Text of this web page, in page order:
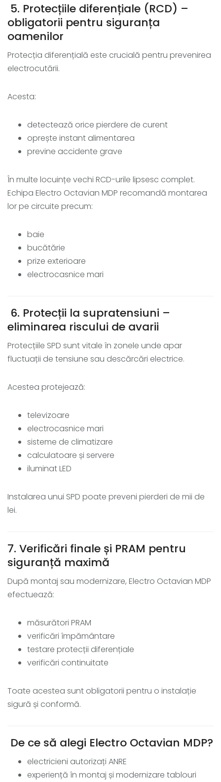
5. Protecțiile diferențiale (RCD) –
obligatorii pentru siguranța
oamenilor
Protecția diferențială este crucială pentru prevenirea
electrocutării.
Acesta:
detectează orice pierdere de curent
oprește instant alimentarea
previne accidente grave
În multe locuințe vechi RCD-urile lipsesc complet.
Echipa Electro Octavian MDP recomandă montarea
lor pe circuite precum:
baie
bucătărie
prize exterioare
electrocasnice mari
6. Protecții la supratensiuni –
eliminarea riscului de avarii
Protecțiile SPD sunt vitale în zonele unde apar
fluctuații de tensiune sau descărcări electrice.
Acestea protejează:
televizoare
electrocasnice mari
sisteme de climatizare
calculatoare și servere
iluminat LED
Instalarea unui SPD poate preveni pierderi de mii de
lei.
7. Verificări finale și PRAM pentru
siguranță maximă
După montaj sau modernizare, Electro Octavian MDP
efectuează:
măsurători PRAM
verificări împământare
testare protecții diferențiale
verificări continuitate
Toate acestea sunt obligatorii pentru o instalație
sigură și conformă.
De ce să alegi Electro Octavian MDP?
electricieni autorizați ANRE
experiență în montaj și modernizare tablouri